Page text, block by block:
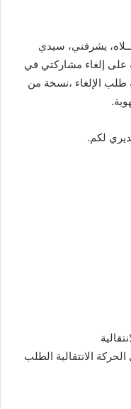
يشرفني، سيدي
على إلغاء مشاركتي في
طلب الإلغاء ،نسخة من
لكم.
الانتقالية الطلب